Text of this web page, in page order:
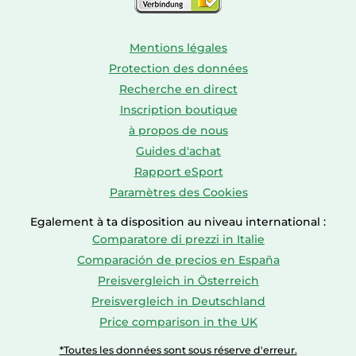
Mentions légales
Protection des données
Recherche en direct
Inscription boutique
à propos de nous
Guides d'achat
Rapport eSport
Paramètres des Cookies
Egalement à ta disposition au niveau international :
Comparatore di prezzi in Italie
Comparación de precios en España
Preisvergleich in Österreich
Preisvergleich in Deutschland
Price comparison in the UK
*Toutes les données sont sous réserve d'erreur.